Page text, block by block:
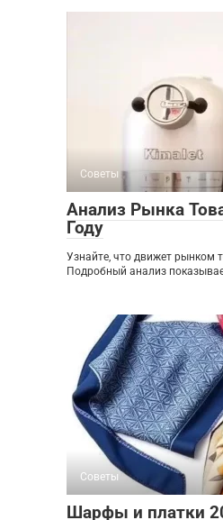
Советы
Анализ Рынка
Году
Узнайте, что движет рынком
Подробный анализ
Советы
Шарфы и платки